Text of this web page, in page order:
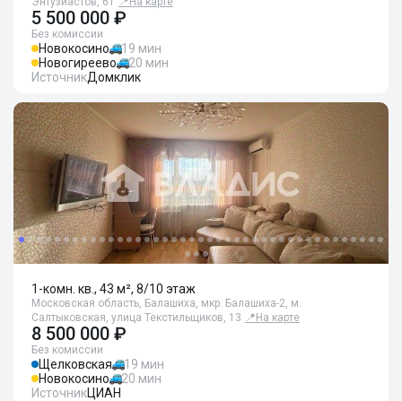
5 500 000 ₽
Без комиссии
Новокосино
19 мин
Новогиреево
20 мин
ИсточникДомклик
1-комн. кв., 43 м², 8/10 этаж
Московская область, Балашиха, мкр. Балашиха-2, м.
Салтыковская, улица Текстильщиков, 13 📍 На карте
8 500 000 ₽
Без комиссии
Щелковская
19 мин
Новокосино
20 мин
ИсточникЦИАН